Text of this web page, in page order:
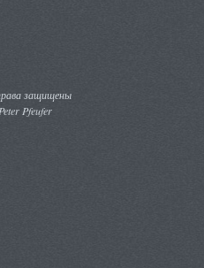
защищены
Pfeufer